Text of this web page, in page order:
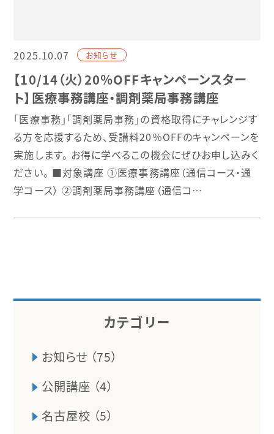
2025.10.07 お知らせ
【10/14（火）20％OFFキャンペーンスター
ト】医療事務講座・調剤薬局事務講座
「医療事務」「調剤薬局事務」の資格取得にチャレンジす
る方を応援するため、受講料20％OFFのキャンペーンを
実施します。 お得に学べるこの機会にぜひお申し込みく
ださい。 ■対象講座 ①医療事務講座（通信コース・通
学コース） ②調剤薬局事務講座（通信コ…
カテゴリー
お知らせ （75）
公開講座 （4）
名古屋校 （5）